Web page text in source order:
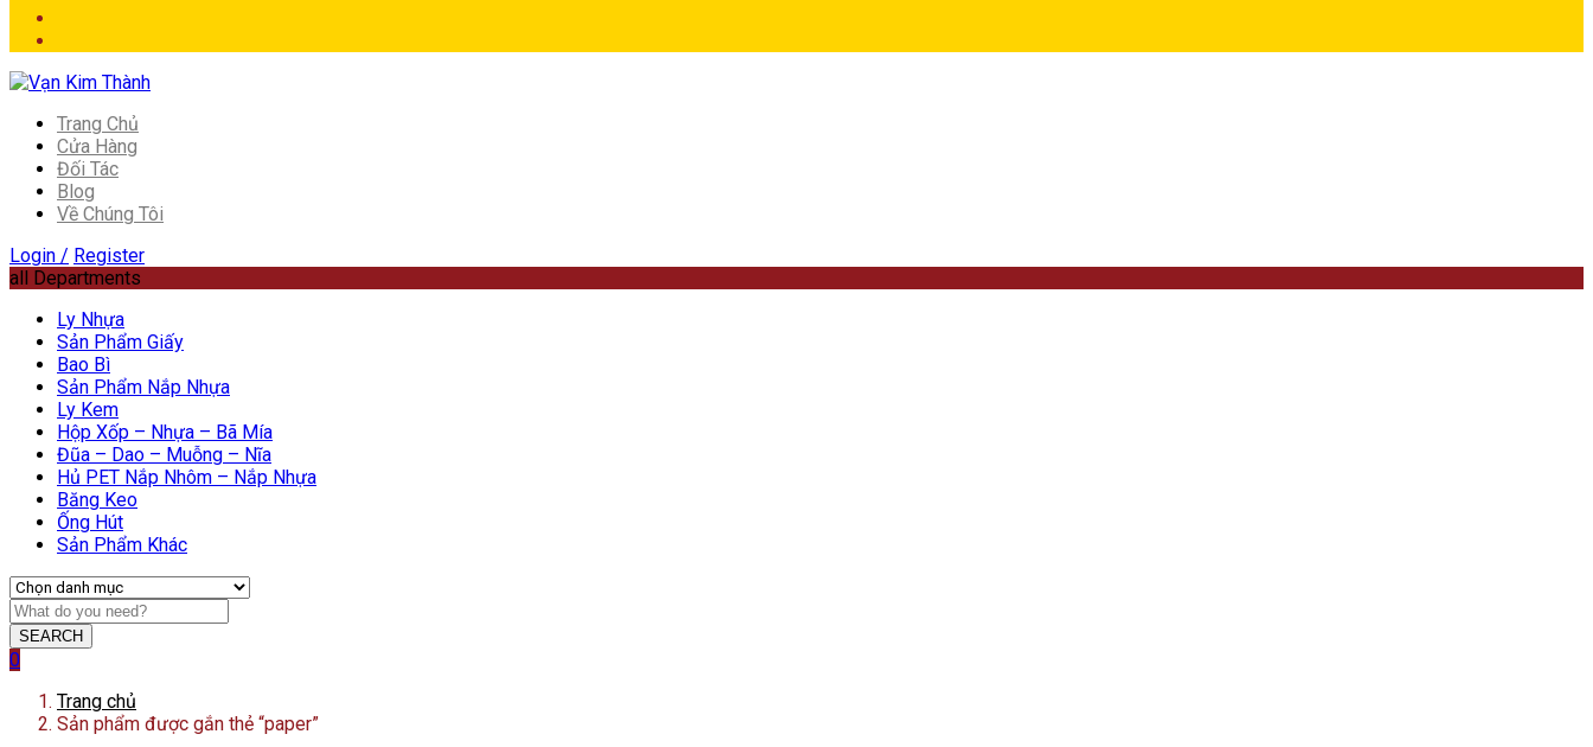
Trang Chủ
Cửa Hàng
Đối Tác
Blog
Về Chúng Tôi
Login / Register
all Departments
Ly Nhựa
Sản Phẩm Giấy
Bao Bì
Sản Phẩm Nắp Nhựa
Ly Kem
Hộp Xốp – Nhựa – Bã Mía
Đũa – Dao – Muỗng – Nĩa
Hủ PET Nắp Nhôm – Nắp Nhựa
Băng Keo
Ống Hút
Sản Phẩm Khác
SEARCH
0
Trang chủ
Sản phẩm được gắn thẻ “paper”